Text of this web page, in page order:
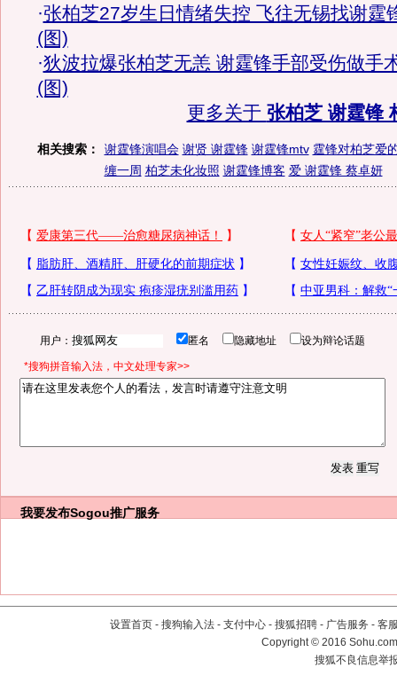
·张柏芝27岁生日情绪失控 飞往无锡找谢霆
(图)
·狄波拉爆张柏芝无恙 谢霆锋手部受伤做手
(图)
更多关于 张柏芝 谢霆锋
相关搜索： 谢霆锋演唱会 谢贤 谢霆锋 谢霆锋mtv 霆锋对柏芝爱
缠一周 柏芝未化妆照 谢霆锋博客 爱 谢霆锋 蔡卓妍
用户： 匿名 隐藏地址 设为辩论话题
*搜狗拼音输入法，中文处理专家>>
我要发布Sogou推广服务
设置首页 - 搜狗输入法 - 支付中心 - 搜狐招聘 - 广告服务 - 客
Copyright©2016
搜狐不良信息举